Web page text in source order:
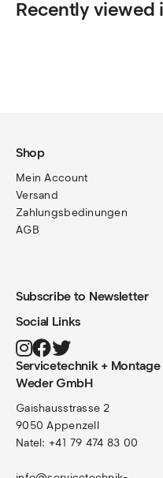
Recently viewed
Shop
Mein Account
Versand
Zahlungsbedinungen
AGB
Subscribe to Newsletter
Social Links
Servicetechnik + Montage
Weder GmbH
Gaishausstrasse 2
9050 Appenzell
Natel: +41 79 474 83 00